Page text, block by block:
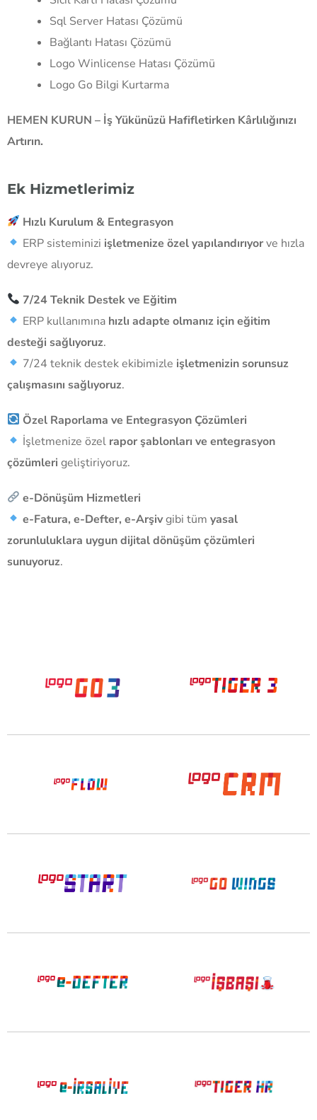
Sql Server Hatası Çözümü
Bağlantı Hatası Çözümü
Logo Winlicense Hatası Çözümü
Logo Go Bilgi Kurtarma
HEMEN KURUN – İş Yükünüzü Hafifletirken Kârlılığınızı
Artırın.
Ek Hizmetlerimiz
Hızlı Kurulum & Entegrasyon
ERP sisteminizi işletmenize özel yapılandırıyorve hızla
devreye alıyoruz.
7/24 Teknik Destek ve Eğitim
ERP kullanımına hızlı adapte olmanız için eğitim
desteği sağlıyoruz.
7/24 teknik destek ekibimizle işletmenizin sorunsuz
çalışmasını sağlıyoruz.
Özel Raporlama ve Entegrasyon Çözümleri
İşletmenize özel rapor şablonları ve entegrasyon
çözümleri geliştiriyoruz.
e-Dönüşüm Hizmetleri
e-Fatura, e-Defter, e-Arşivgibi tümyasal
zorunluluklara uygun dijital dönüşüm çözümleri
sunuyoruz.